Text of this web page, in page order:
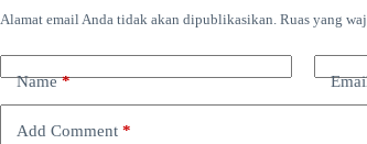
Alamat email Anda tidak akan dipublikasikan. Ruas yang
Name*
Add Comment *